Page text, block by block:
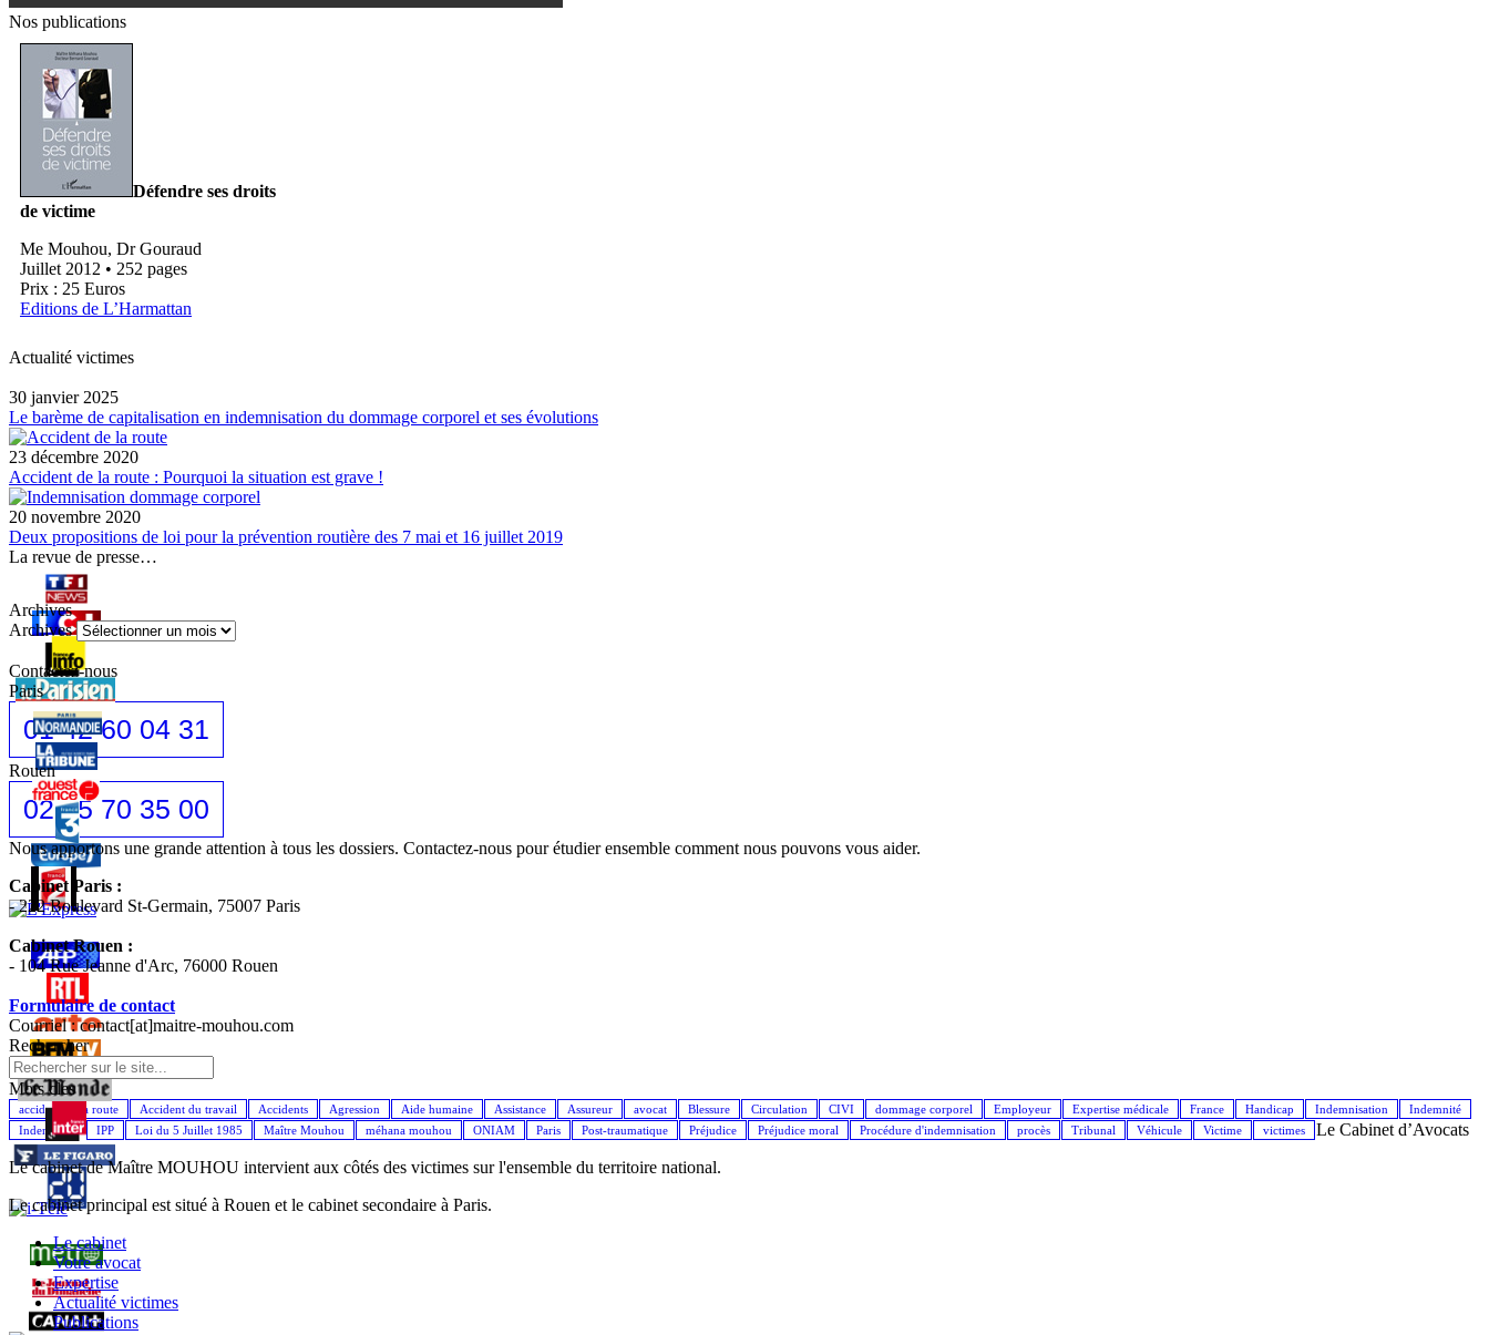
Nos publications
Défendre ses droits
de victime
Me Mouhou, Dr Gouraud
Juillet 2012 • 252 pages
Prix : 25 Euros
Editions de L’Harmattan
Actualité victimes
30 janvier 2025
Le barème de capitalisation en indemnisation du dommage corporel et ses évolutions
23 décembre 2020
Accident de la route : Pourquoi la situation est grave !
20 novembre 2020
Deux propositions de loi pour la prévention routière des 7 mai et 16 juillet 2019
La revue de presse…
Archives
Archives
Contactez-nous
Paris
01 42 60 04 31
Rouen
02 35 70 35 00
Nous apportons une grande attention à tous les dossiers. Contactez-nous pour étudier ensemble comment nous pouvons vous aider.
Cabinet Paris :
- 222 Boulevard St-Germain, 75007 Paris
Cabinet Rouen :
- 104 Rue Jeanne d'Arc, 76000 Rouen
Formulaire de contact
Courriel : contact[at]maitre-mouhou.com
Rechercher
Mots cles
accident de la route Accident du travail Accidents Agression Aide humaine Assistance Assureur avocat Blessure Circulation CIVI dommage corporel Employeur Expertise médicale France Handicap Indemnisation
Indemnité
Indemnités
IPP Loi du 5 Juillet 1985 Maître Mouhou méhana mouhou ONIAM Paris Post-traumatique Préjudice Préjudice moral Procédure d'indemnisation procès Tribunal Véhicule Victime victimes
Le Cabinet d’Avocats
Le cabinet de Maître MOUHOU intervient aux côtés des victimes sur l'ensemble du territoire national.
Le cabinet principal est situé à Rouen et le cabinet secondaire à Paris.
Le cabinet
Votre avocat
Expertise
Actualité victimes
Publications